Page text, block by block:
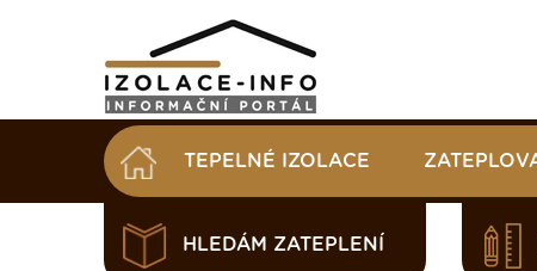
TEPELNÉ IZOLACE
HLEDÁM ZATEPLENÍ